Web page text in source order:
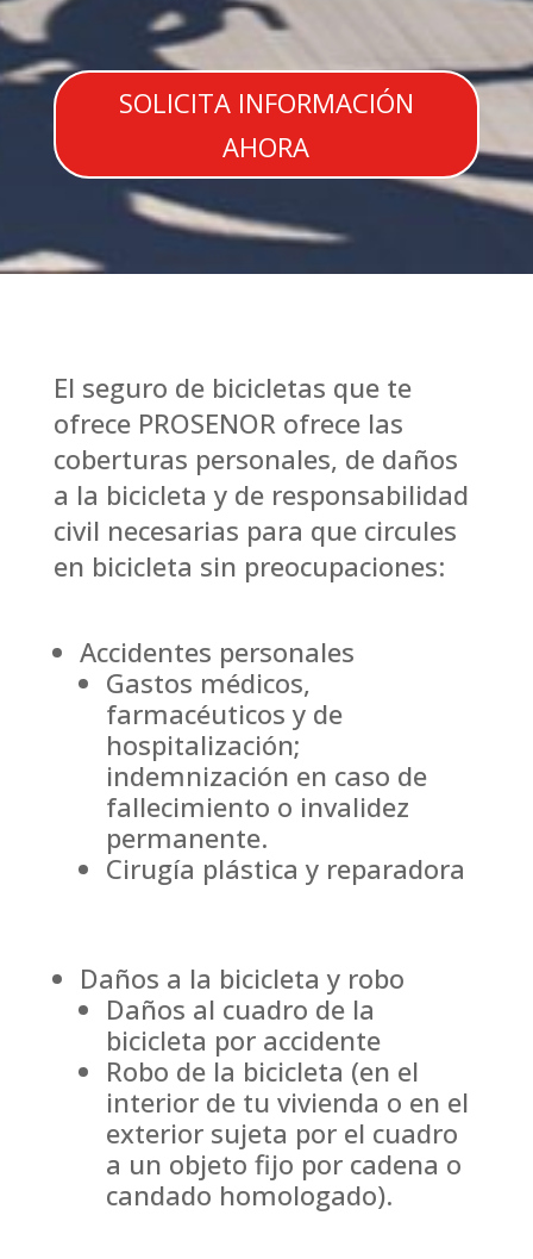
SOLICITA INFORMACIÓN
AHORA
El seguro de bicicletas que te
ofrece PROSENOR ofrece las
coberturas personales, de daños
a la bicicleta y de responsabilidad
civil necesarias para que circules
en bicicleta sin preocupaciones:
Accidentes personales
Gastos médicos,
farmacéuticos y de
hospitalización;
indemnización en caso de
fallecimiento o invalidez
permanente.
Cirugía plástica y reparadora
Daños a la bicicleta y robo
Daños al cuadro de la
bicicleta por accidente
Robo de la bicicleta (en el
interior de tu vivienda o en el
exterior sujeta por el cuadro
a un objeto fijo por cadena o
candado homologado).